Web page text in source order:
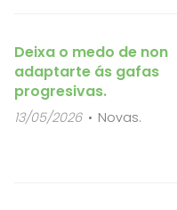
Deixa o medo de non
adaptarte ás gafas
progresivas.
13/05/2026 Novas.